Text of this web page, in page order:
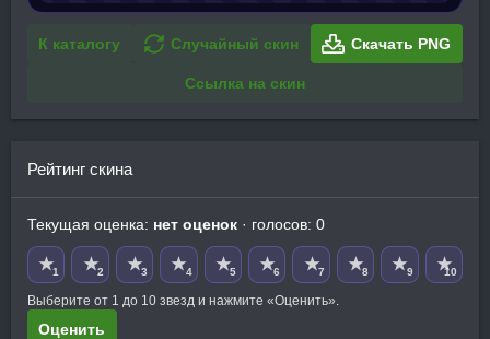
К каталогу Случайный скин Скачать PNG
Ссылка на скин
Рейтинг скина
Текущая оценка: нет оценок · голосов: 0
★1 ★2 ★3 ★4 ★5 ★6 ★7 ★8 ★9 ★10
Выберите от 1 до 10 звезд и нажмите «Оценить».
Оценить